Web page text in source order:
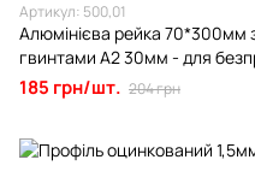
Артикул: 500,01
Алюмінієва рейка 70*300мм
гвинтами А2 30мм - для
185 грн/шт. 204 грн